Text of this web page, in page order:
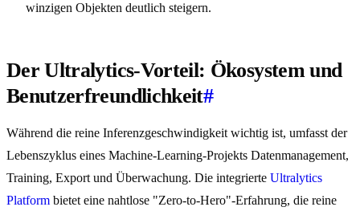
winzigen Objekten deutlich steigern.
Der Ultralytics-Vorteil: Ökosystem und
Benutzerfreundlichkeit#
Während die reine Inferenzgeschwindigkeit wichtig ist, umfasst der
Lebenszyklus eines Machine-Learning-Projekts Datenmanagement,
Training, Export und Überwachung. Die integrierte Ultralytics
Platform bietet eine nahtlose "Zero-to-Hero"-Erfahrung, die reine